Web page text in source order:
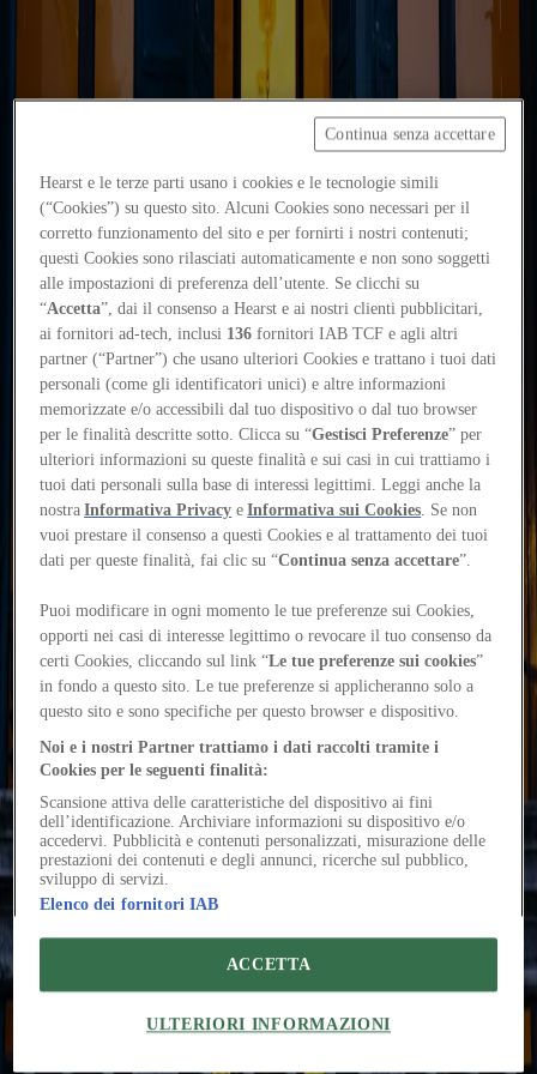
Contacts
Home
Tags
#abouttalks
#abouttalks
Events
David Gianotten at the Querini Stampalia for Reframing
Culture Ciro Marco Musella
as infrastructures capable of shaping new forms of civic life
Raumlabor at Reframing Culture: “bottom-up institutions”Daniele
Rossi
On April 9, at Fondazione Querini Stampalia in Venice, the Berlin
collective reflects on the relationship between institutions and
collaborative practices
Events
Two guests at the upcoming Reframing Culture talk
Musella
On February 16, Formafantasma and Izaskun Chinchilla join
Fondazione Querini Stampalia and About: for a dialogue on
exhibitions and knowledge
Events
Ippolito Pestellini Laparelli guest of Reframing Culture
“Performative Architecture”: a talk exploring how design meets
cultural institutions
Events
Fondazione Querini Stampalia and About: launch a new series of
events in Venice exploring architecture as a driver of change for
Hearst e le terze parti usano i cookies e le tecnologie simili
(“Cookies”) su questo sito. Alcuni Cookies sono necessari per il
corretto funzionamento del sito e per fornirti i nostri contenuti;
questi Cookies sono rilasciati automaticamente e non sono soggetti
alle impostazioni di preferenza dell’utente. Se clicchi su
“Accetta”, dai il consenso a Hearst e ai nostri clienti pubblicitari,
ai fornitori ad-tech, inclusi 136 fornitori IAB TCF e agli altri
partner (“Partner”) che usano ulteriori Cookies e trattano i tuoi dati
personali (come gli identificatori unici) e altre informazioni
memorizzate e/o accessibili dal tuo dispositivo o dal tuo browser
per le finalità descritte sotto. Clicca su “Gestisci Preferenze” per
ulteriori informazioni su queste finalità e sui casi in cui trattiamo i
tuoi dati personali sulla base di interessi legittimi. Leggi anche la
nostraInformativa Privacy eInformativa sui Cookies. Se non
vuoi prestare il consenso a questi Cookies e al trattamento dei tuoi
dati per queste finalità, fai clic su “Continua senza accettare”.
Puoi modificare in ogni momento le tue preferenze sui Cookies,
opporti nei casi di interesse legittimo o revocare il tuo consenso da
certi Cookies, cliccando sul link “Le tue preferenze sui cookies”
in fondo a questo sito. Le tue preferenze si applicheranno solo a
questo sito e sono specifiche per questo browser e dispositivo.
Noi e i nostri Partner trattiamo i dati raccolti tramite i
Cookies per le seguenti finalità:
Scansione attiva delle caratteristiche del dispositivo ai fini
dell’identificazione. Archiviare informazioni su dispositivo e/o
accedervi. Pubblicità e contenuti personalizzati, misurazione delle
prestazioni dei contenuti e degli annunci, ricerche sul pubblico,
sviluppo di servizi.
Elenco dei fornitori IAB
ULTERIORI INFORMAZIONI
ACCETTA
Continua senza accettare